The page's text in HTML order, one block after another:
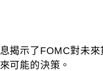
揭示了FOMC對未
可能的決策。